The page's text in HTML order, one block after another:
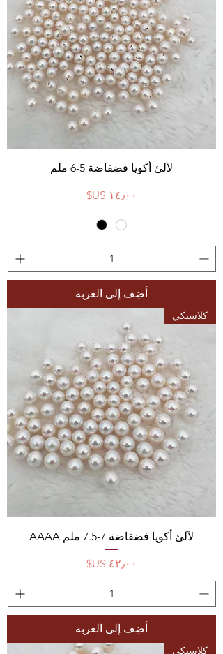
لآلئ أكويا فضفاضة 5-6 ملم
السعر
أضِف إلى العربة
كلاسيكي
لآلئ أكويا فضفاضة 7-7.5 ملم AAAA
السعر
أضِف إلى العربة
كلاسيكي